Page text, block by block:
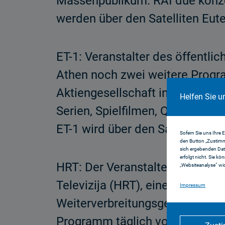
Helfen Sie
Sofern Sie uns Ihre
den Button
sich ergebenden
erfolgt nicht. Sie
„Websiteanalyse“
Impressum
werden über den Satelliten
ET-1: Veranstalter des
Athen noch zwei weitere
Aktiengesellschaft in
Serien, Spielfilmen, Quiz- und
ET-1 wird über den Satelliten
HRT: Der Veranstalter des
Televizija (HRT), eine Anstalt
Programm täglich von 17.30